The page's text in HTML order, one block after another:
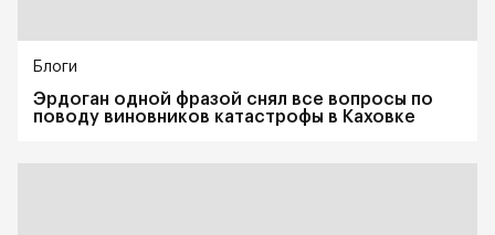
Блоги
Эрдоган одной фразой снял все вопросы по
поводу виновников катастрофы в Каховке